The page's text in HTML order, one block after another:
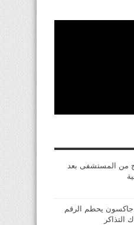
من المستشفى بعد
جاكسون يحطم الرقم
التذاكر